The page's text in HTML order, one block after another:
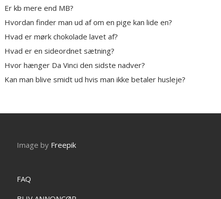
Er kb mere end MB?
Hvordan finder man ud af om en pige kan lide en?
Hvad er mørk chokolade lavet af?
Hvad er en sideordnet sætning?
Hvor hænger Da Vinci den sidste nadver?
Kan man blive smidt ud hvis man ikke betaler husleje?
Image by Freepik
FAQ